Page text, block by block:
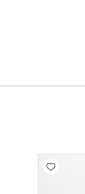
Add wishlist